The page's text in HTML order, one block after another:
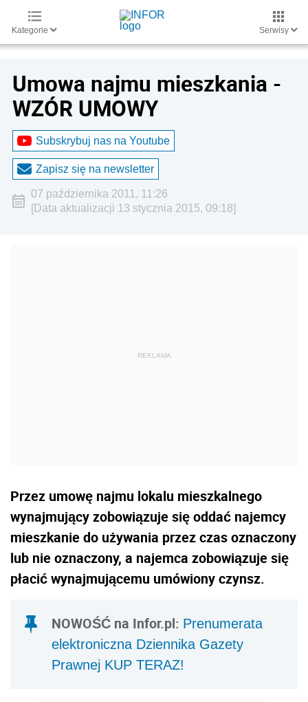
Kategorie Serwisy
Umowa najmu mieszkania -
WZÓR UMOWY
Subskrybuj nas na Youtube
Zapisz się na newsletter
07 października 2011, 11:26
[Data aktualizacji 13 stycznia 2015, 09:18]
Przez umowę najmu lokalu mieszkalnego
wynajmujący zobowiązuje się oddać najemcy
mieszkanie do używania przez czas oznaczony
lub nie oznaczony, a najemca zobowiązuje się
płacić wynajmującemu umówiony czynsz.
NOWOŚĆ na Infor.pl: Prenumerata
elektroniczna Dziennika Gazety
Prawnej KUP TERAZ!